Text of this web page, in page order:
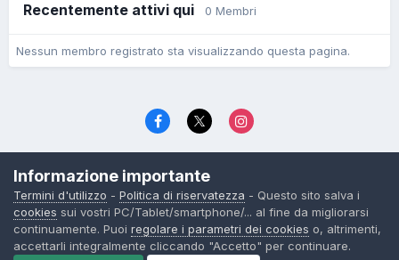
Recentemente attivi qui 0 Membri
Nessun membro registrato sta visualizzando questa pagina.
© TexWillerForum dal 2006
Powered by Invision Community
Informazione importante
Termini d'utilizzo - Politica di riservatezza - Questo sito salva i
cookies sui vostri PC/Tablet/smartphone/... al fine da migliorarsi
continuamente. Puoi regolare i parametri dei cookies o, altrimenti,
accettarli integralmente cliccando "Accetto" per continuare.